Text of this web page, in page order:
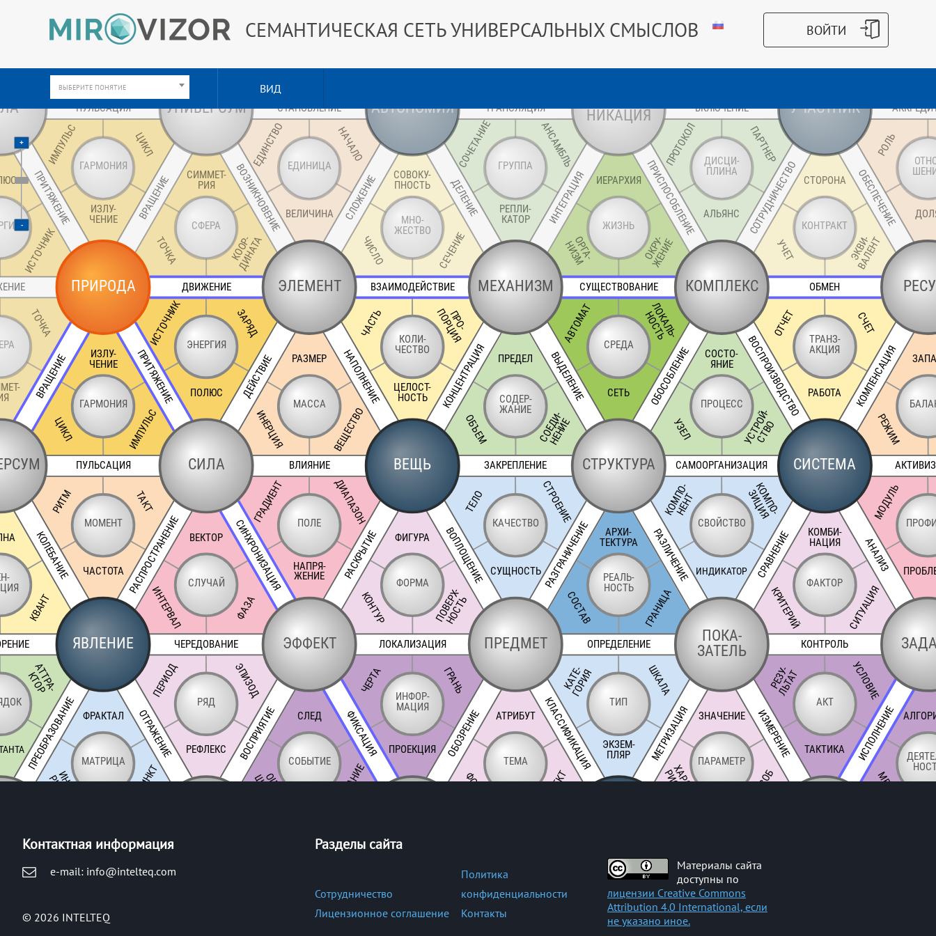
СЕМАНТИЧЕСКАЯ СЕТЬ УНИВЕРСАЛЬНЫХ СМЫСЛОВ
ВЫБЕРИТЕ ПОНЯТИЕ ВИД
+
-
Контактная информация
e-mail: info@intelteq.com
© 2026 INTELTEQ
Разделы сайта
Сотрудничество
Политика
конфиденциальности
Лицензионное соглашение
Контакты
Материалы сайта
доступны по
лицензии Creative Commons
Attribution 4.0 International, если
не указано иное.